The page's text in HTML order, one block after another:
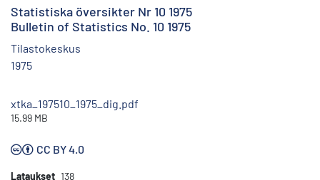
Statistiska översikter Nr 10 1975
Bulletin of Statistics No. 10 1975
Tilastokeskus
1975
xtka_197510_1975_dig.pdf
15.99 MB
CC BY 4.0
Lataukset 138